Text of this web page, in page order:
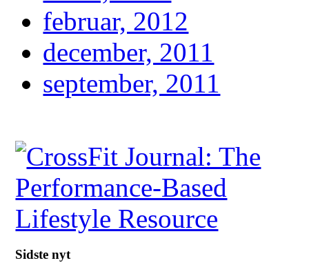
februar, 2012
december, 2011
september, 2011
Sidste nyt